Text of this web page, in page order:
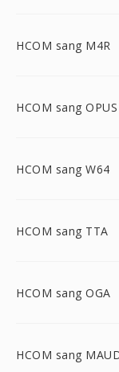
HCOM sang M4R
HCOM sang OPUS
HCOM sang W64
HCOM sang TTA
HCOM sang OGA
HCOM sang